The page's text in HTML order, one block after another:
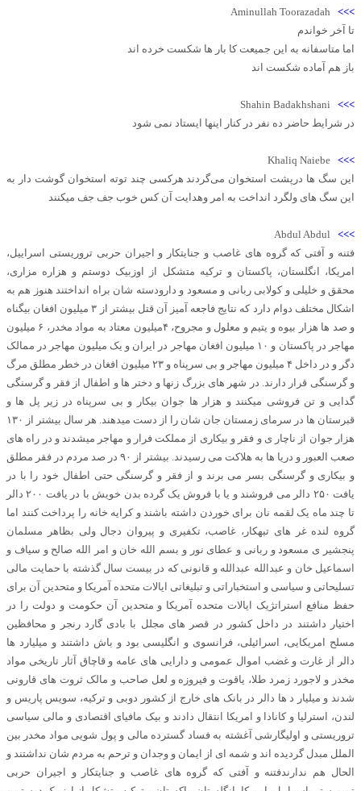
>>>
Aminullah Toorazadah
تا آخر خواندم
اما متاسفانه به این جمیعت کا بار ها شکست خرده اند
باز هم آماده شکست اند
>>>
Shahin Badakhshani
در شرایط حاضر ده نفر در کنار اینها ایستاد نمی شود
>>>
Khaliq Naiebe
این سگ ها درپشت استخوان می‌گردند هرکسی چند توته استخوان گوشت دار به
این سگ های ولگرد انداخت به امر وهدایت آن کس خوب جف جف میکنند
>>>
Abdul Abdul
فتنه و آفتی که گروه های غاصب و جنایتکار و اجیران حربی تروریستی اسراییل،
امریکا، انگلستان، پاکستان و ترکیه متشکل از اوزبیک دوستم و هزاره مزاری،
محقق و خلیلی و کولابی ربانی و مسعود و دارودسته شان براه انداختند هنوز هم به
اشکال مختلف دوام دارد که نتایج فاجعه آمیز آن قتل بیشتر از ۳ میلیون افغان بیگناه
و صد ها هزار بیوه و یتیم و معلول و مجروح، ۴میلیون معتاد به مواد مخدر، ۶ میلیون
مهاجر در پاکستان و ۱۰ میلیون افغان مهاجر در ایران و یک میلیون مهاجر در ممالک
دگر و در داخل ۴ میلیون مهاجر و بی سرپناه و ۲۳ میلیون افغان در خطر مطلق مرگ
و گرسنگی قرار دارند. در شهر های بزرگ زنها و دختر ها و اطفال از فقر و گرسنگی
گدایی و تن فروشی میکنند و هزار ها جوان بیکار و بی سرپناه در زیر پل ها و
قبرستان ها در سرمای زمستان جان شان را از دست میدهند. هر سال بیشتر از ۱۳۰
هزار جوان از ناچار ی و فقر و بیکاری از مملکت فرار و مهاجر میشدند و در راه های
صعب العبور و دریا ها به هلاکت می رسیدند. بیشتر از ۹۰ در صد مردم در فقر مطلق
و بیکاری و گرسنگی بسر می برند و از فقر و گرسنگی حتی اطفال خود را با در
یافت ۲۵۰ دالر می فروشند و یا با فروش یک گرده بدن خویش با در یافت ۲۰۰ دالر
تا چند ماه یک لقمه نان برای خوردن داشته باشند و کرایه خانه را پرداخت کنند اما
گروه لنده غر های تبهکار، غاصب، تکفیری و پیروان دجال ولی بظاهر مسلمان
پنجشیر ی مسعود و ربانی و عطای نور و بسم الله خان و امر الله صالح و سیاف و
اسماعیل خان و عبدالله عبدالله و قانونی که در بیست سال گذشته با حمایت مالی
تسلیحاتی و سیاسی و استخباراتی و تبلیغاتی ایالات متحده آمریکا و متحدین آن برای
حفظ منافع استراتژیک ایالات متحده آمریکا و متحدین آن حکومت و دولت را در
اختیار داشتند در داخل کشور در قصر های مجلل با بادی گارد رنجر و محافظین
مسلح امریکایی، اسرائیلی، فرانسوی و انگلیسی بود و باش داشتند و میلیارد ها
دالر از غارت و غضب اموال عمومی و دارایی های عامه و قاچاق آثار تاریخی مواد
مخدر و لاجورد زمرد طلا، یاقوت و فیروزه و لعل صاحب و مالک ثروت های قارونی
شدند و میلیار د ها دالر در بانک های خارج از کشور دوبی و ترکیه، سویس پاریس و
لندن، استرلیا و کانادا و امریکا انتقال دادند و بیک مافیای اقتصادی و مالی سیاسی
تروریستی و اولیگارشی آغشته به فساد گسترده مالی و پول شویی مواد مخدر بین
الملل مبدل گردیده اند و شمه ای از ایمان و وجدان و ترحم به مردم شان نداشتند و
الحال هم ندارندفتنه و آفتی که گروه های غاصب و جنایتکار و اجیران حربی